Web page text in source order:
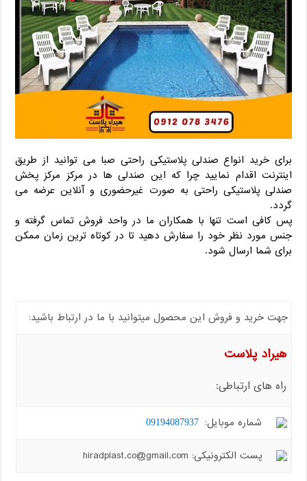
برای خرید انواع صندلی پلاستیکی راحتی صبا می توانید از طریق
اینترنت اقدام نمایید چرا که این صندلی ها در مرکز مرکز پخش
صندلی پلاستیکی راحتی به صورت غیرحضوری و آنلاین عرضه می
گردد.
پس کافی است تنها با همکاران ما در واحد فروش تماس گرفته و
جنس مورد نظر خود را سفارش دهید تا در کوتاه ترین زمان ممکن
برای شما ارسال شود.
جهت خرید و فروش این محصول میتوانید با ما در ارتباط باشید:
هیراد پلاست
راه های ارتباطی:
شماره موبایل: 09194087937
پست الکترونیکی: hiradplast.co@gmail.com